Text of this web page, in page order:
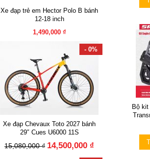
Xe đạp trẻ em Hector Polo B bánh
12-18 inch
1,490,000 ₫
- 0%
Xe đạp Chevaux Toto 2027 bánh
29″ Cues U6000 11S
15,080,000 ₫ 14,500,000 ₫
Bộ